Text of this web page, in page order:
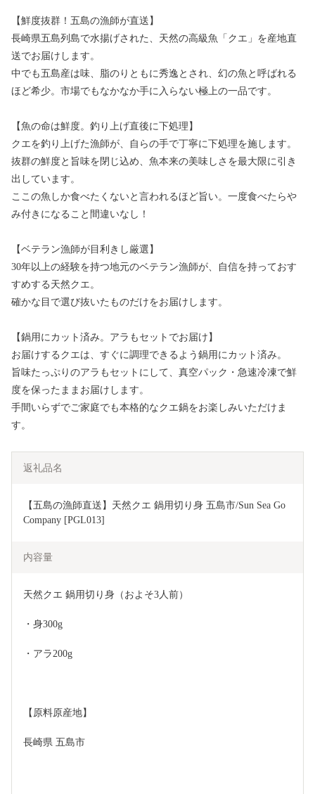
【鮮度抜群！五島の漁師が直送】
長崎県五島列島で水揚げされた、天然の高級魚「クエ」を産地直
送でお届けします。
中でも五島産は味、脂のりともに秀逸とされ、幻の魚と呼ばれる
ほど希少。市場でもなかなか手に入らない極上の一品です。
【魚の命は鮮度。釣り上げ直後に下処理】
クエを釣り上げた漁師が、自らの手で丁寧に下処理を施します。
抜群の鮮度と旨味を閉じ込め、魚本来の美味しさを最大限に引き
出しています。
ここの魚しか食べたくないと言われるほど旨い。一度食べたらや
み付きになること間違いなし！
【ベテラン漁師が目利きし厳選】
30年以上の経験を持つ地元のベテラン漁師が、自信を持っておす
すめする天然クエ。
確かな目で選び抜いたものだけをお届けします。
【鍋用にカット済み。アラもセットでお届け】
お届けするクエは、すぐに調理できるよう鍋用にカット済み。
旨味たっぷりのアラもセットにして、真空パック・急速冷凍で鮮
度を保ったままお届けします。
手間いらずでご家庭でも本格的なクエ鍋をお楽しみいただけま
す。
返礼品名
【五島の漁師直送】天然クエ 鍋用切り身 五島市/Sun Sea Go
Company [PGL013]
内容量
天然クエ 鍋用切り身（およそ3人前）
・身300g
・アラ200g
【原料原産地】
長崎県 五島市